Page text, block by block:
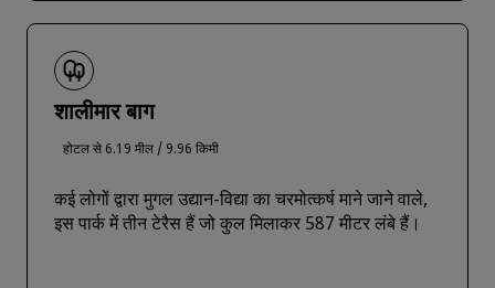
शालीमार बाग
होटल से 6.19 मील / 9.96 किमी
कई लोगों द्वारा मुगल उद्यान-विद्या का चरमोत्कर्ष माने जाने वाले,
इस पार्क में तीन टेरैस हैं जो कुल मिलाकर 587 मीटर लंबे हैं।